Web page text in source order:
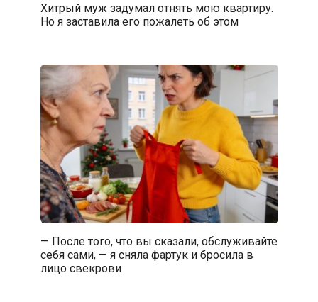
Хитрый муж задумал отнять мою квартиру.
Но я заставила его пожалеть об этом
— После того, что вы сказали, обслуживайте
себя сами, — я сняла фартук и бросила в
лицо свекрови